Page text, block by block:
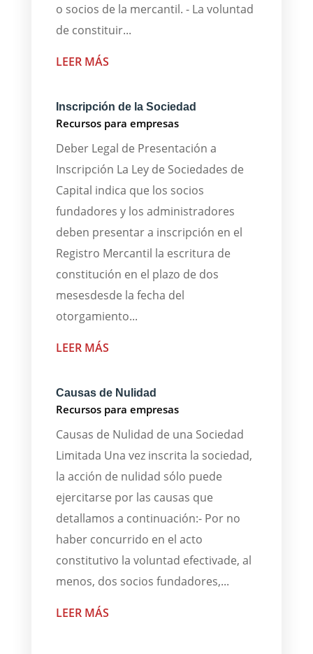
o socios de la mercantil. - La voluntad
de constituir...
LEER MÁS
Inscripción de la Sociedad
Recursos para empresas
Deber Legal de Presentación a
Inscripción La Ley de Sociedades de
Capital indica que los socios
fundadores y los administradores
deben presentar a inscripción en el
Registro Mercantil la escritura de
constitución en el plazo de dos
mesesdesde la fecha del
otorgamiento...
LEER MÁS
Causas de Nulidad
Recursos para empresas
Causas de Nulidad de una Sociedad
Limitada Una vez inscrita la sociedad,
la acción de nulidad sólo puede
ejercitarse por las causas que
detallamos a continuación:- Por no
haber concurrido en el acto
constitutivo la voluntad efectivade, al
menos, dos socios fundadores,...
LEER MÁS